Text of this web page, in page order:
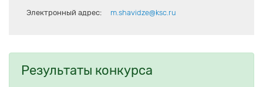
Электронный адрес: m.shavidze@ksc.ru
Результаты конкурса